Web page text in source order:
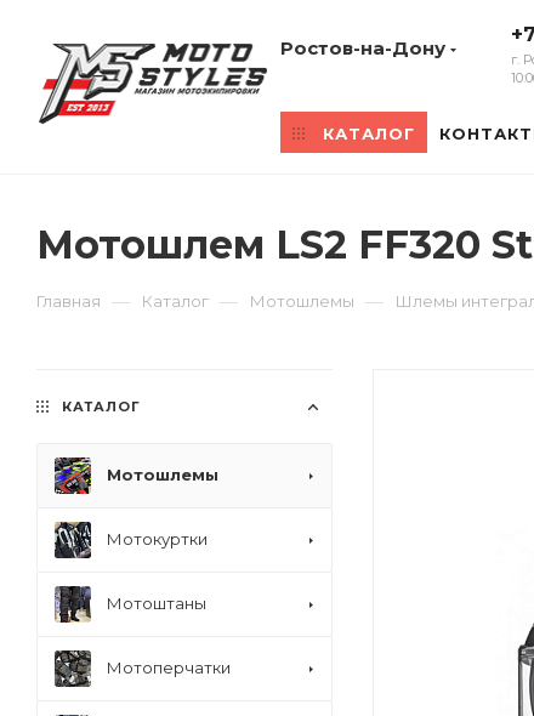
Ростов-на-Дону
г.
КАТАЛОГ
Мотошлем LS2 FF320
Главная — Каталог — Мотошлемы — Шлемы
КАТАЛОГ
Мотошлемы
Мотокуртки
Мотоштаны
Мотоперчатки